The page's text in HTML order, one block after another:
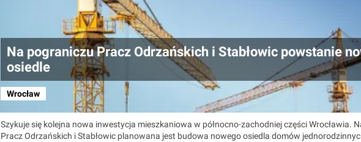
Na pograniczu Pracz Odrzańskich i Stabłowic powstanie
osiedle
Wrocław
Szykuje się kolejna nowa inwestycja mieszkaniowa w północno-zachodniej części Wrocławia.
Pracz Odrzańskich i Stabłowic planowana jest budowa nowego osiedla domów